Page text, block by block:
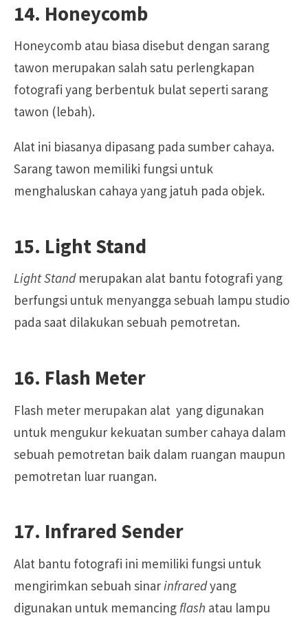
14. Honeycomb
Honeycomb atau biasa disebut dengan sarang
tawon merupakan salah satu perlengkapan
fotografi yang berbentuk bulat seperti sarang
tawon (lebah).
Alat ini biasanya dipasang pada sumber cahaya.
Sarang tawon memiliki fungsi untuk
menghaluskan cahaya yang jatuh pada objek.
15. Light Stand
Light Standmerupakan alat bantu fotografi yang
berfungsi untuk menyangga sebuah lampu studio
pada saat dilakukan sebuah pemotretan.
16. Flash Meter
Flash meter merupakan alat yang digunakan
untuk mengukur kekuatan sumber cahaya dalam
sebuah pemotretan baik dalam ruangan maupun
pemotretan luar ruangan.
17. Infrared Sender
Alat bantu fotografi ini memiliki fungsi untuk
mengirimkan sebuah sinarinfraredyang
digunakan untuk memancing flash atau lampu